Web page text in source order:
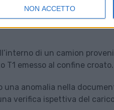
NON ACCETTO
è stato sequestrato
di Piacenza, durante le
di un camion
T1 emesso al confine croato.
anomalia nella
verifica ispettiva del